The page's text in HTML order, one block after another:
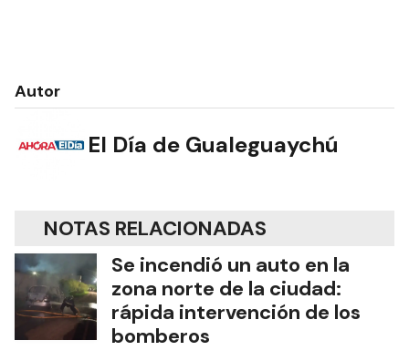
Autor
El Día de Gualeguaychú
NOTAS RELACIONADAS
Se incendió un auto en la
zona norte de la ciudad:
rápida intervención de los
bomberos